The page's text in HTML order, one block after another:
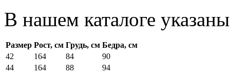
В нашем каталоге
Размер Рост, см Грудь, см Бедра, см
42
164 84
90
44
164 88
94